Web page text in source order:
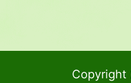
Copyright